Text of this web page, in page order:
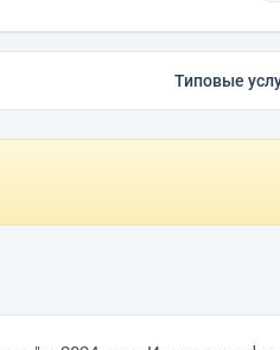
Типовые